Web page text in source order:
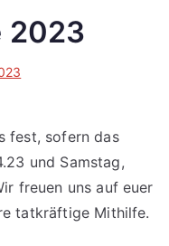
2023
fest, sofern das
und Samstag,
freuen uns auf euer
tatkräftige Mithilfe.